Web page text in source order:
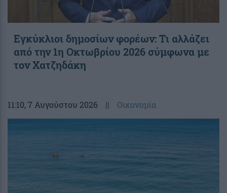
Εγκύκλιοι δημοσίων φορέων: Τι αλλάζει
από την 1η Οκτωβρίου 2026 σύμφωνα με
τον Χατζηδάκη
11:10, 7 Αυγούστου 2026 || Οικονομία